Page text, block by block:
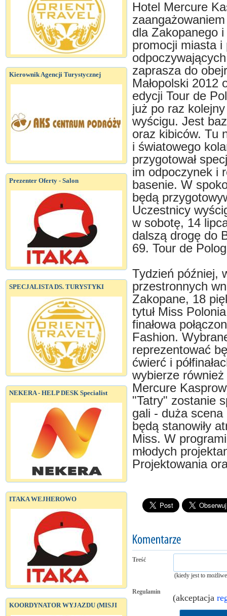
Kierownik Agencji Turystycznej
Prezenter Oferty - Salon
SPECJALISTA DS. TURYSTYKI
NEKERA - HELP DESK Specialist
ITAKA WEJHEROWO
KOORDYNATOR WYJAZDU (MISJI
Hotel Mercure
dla Zakopanego i
promocji miasta
zaprasza do
Małopolski 2012
edycji Tour de
już po raz
wyścigu. Jest
oraz kibiców. Tu
i światowego
przygotował
im odpoczynek i
basenie. W
będą
Uczestnicy
w sobotę, 14
dalszą drogę do
69. Tour de
Tydzień później,
przestronnych
Zakopane, 18
tytuł Miss
finałowa
Fashion.
reprezentować
ćwierć i
wybierze
Mercure
"Tatry" zostanie
gali - duża
będą stanowiły
Miss. W
młodych
Projektowania
Treść
(kiedy jest to
Regulamin
(akceptacja